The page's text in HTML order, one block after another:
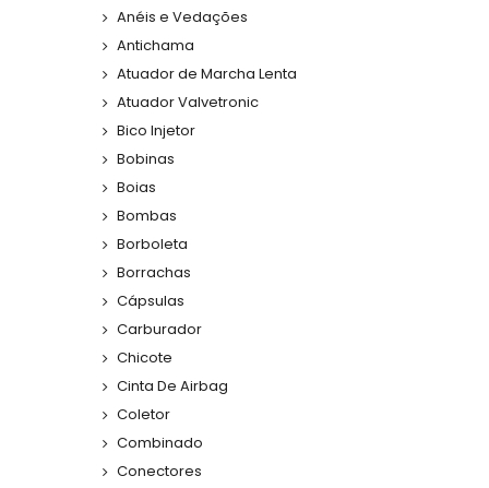
Anéis e Vedações
Antichama
Atuador de Marcha Lenta
Atuador Valvetronic
Bico Injetor
Bobinas
Boias
Bombas
Borboleta
Borrachas
Cápsulas
Carburador
Chicote
Cinta De Airbag
Coletor
Combinado
Conectores